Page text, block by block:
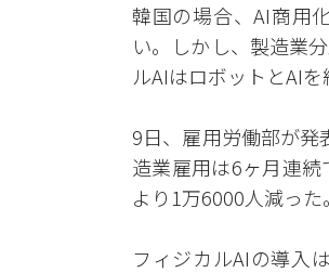
韓国の場合、AI商用
い。しかし、製造業
ルAIはロボットとAI
9日、雇用労働部が
造業雇用は6ヶ月連
より1万6000人減った。
フィジカルAIの導入